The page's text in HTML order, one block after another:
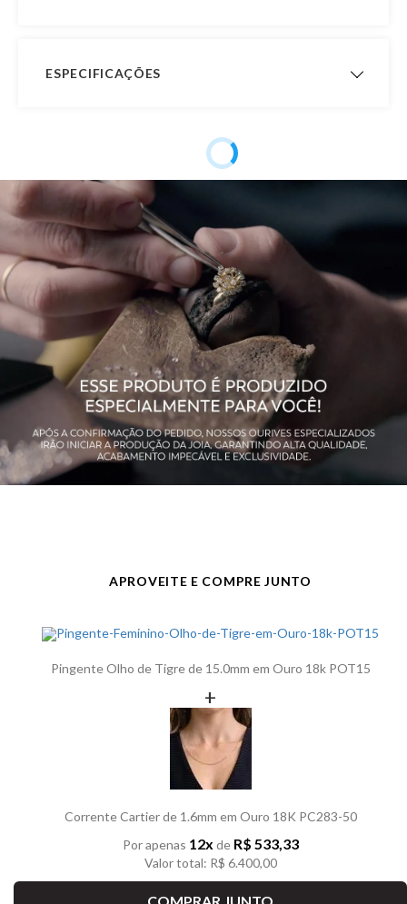
ESPECIFICAÇÕES
Material Ouro 18K
Pedra
Público Feminino
Não acompanha o colar.
Acabamento Polido
Largura 15,0 mm
APROVEITE E COMPRE JUNTO
Pingente Olho de Tigre de 15.0mm em Ouro 18k POT15
+
Corrente Cartier de 1.6mm em Ouro 18K PC283-50
Por apenas 12xde R$ 533,33
Valor total: R$ 6.400,00